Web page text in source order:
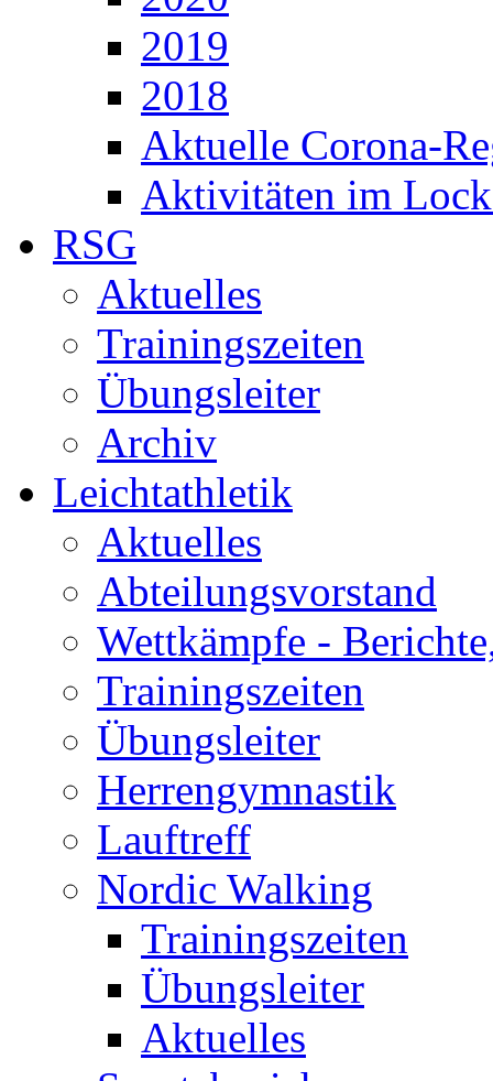
2019
2018
Aktuelle Corona-
Aktivitäten im
RSG
Aktuelles
Trainingszeiten
Übungsleiter
Archiv
Leichtathletik
Aktuelles
Abteilungsvorstand
Wettkämpfe -
Trainingszeiten
Übungsleiter
Herrengymnastik
Lauftreff
Nordic Walking
Trainingszeiten
Übungsleiter
Aktuelles